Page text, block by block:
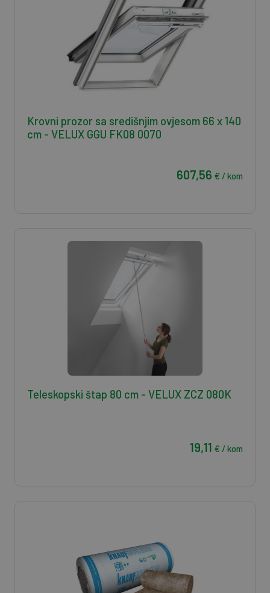
Krovni prozor sa središnjim ovjesom 66 x 140
cm - VELUX GGU FK08 0070
607,56 € / kom
Teleskopski štap 80 cm - VELUX ZCZ 080K
19,11 € / kom